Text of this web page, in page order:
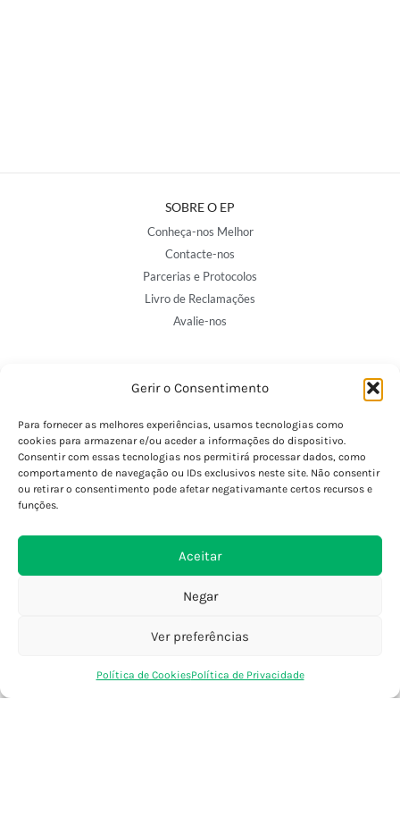
Gerir o Consentimento
Para fornecer as melhores experiências, usamos tecnologias como
cookies para armazenar e/ou aceder a informações do dispositivo.
Consentir com essas tecnologias nos permitirá processar dados, como
comportamento de navegação ou IDs exclusivos neste site. Não consentir
ou retirar o consentimento pode afetar negativamante certos recursos e
funções.
Aceitar
Negar
Ver preferências
Política de CookiesPolítica de Privacidade
SOBRE O EP
Conheça-nos Melhor
Contacte-nos
Parcerias e Protocolos
Livro de Reclamações
Avalie-nos
NOSSAS LOJAS
Porto - Boavista
Porto - Foz
Porto - S. João
Viana do Castelo
SAIBA MAIS
Política de Privacidade
Termos e Condições
Perguntas Frequentes